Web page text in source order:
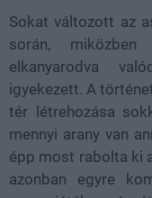
Sokat változott az
során,
elkanyarodva
igyekezett. A
tér létrehozása
mennyi arany van
épp most rabolta ki
azonban egyre